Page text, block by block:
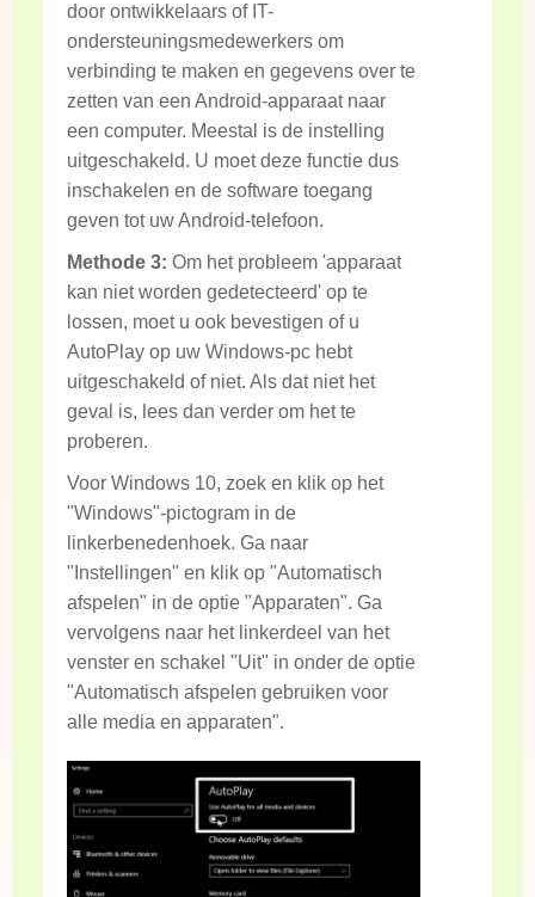
door ontwikkelaars of IT-
ondersteuningsmedewerkers om
verbinding te maken en gegevens over te
zetten van een Android-apparaat naar
een computer. Meestal is de instelling
uitgeschakeld. U moet deze functie dus
inschakelen en de software toegang
geven tot uw Android-telefoon.
Methode 3: Om het probleem 'apparaat
kan niet worden gedetecteerd' op te
lossen, moet u ook bevestigen of u
AutoPlay op uw Windows-pc hebt
uitgeschakeld of niet. Als dat niet het
geval is, lees dan verder om het te
proberen.
Voor Windows 10, zoek en klik op het
"Windows"-pictogram in de
linkerbenedenhoek. Ga naar
"Instellingen" en klik op "Automatisch
afspelen" in de optie "Apparaten". Ga
vervolgens naar het linkerdeel van het
venster en schakel "Uit" in onder de optie
"Automatisch afspelen gebruiken voor
alle media en apparaten".